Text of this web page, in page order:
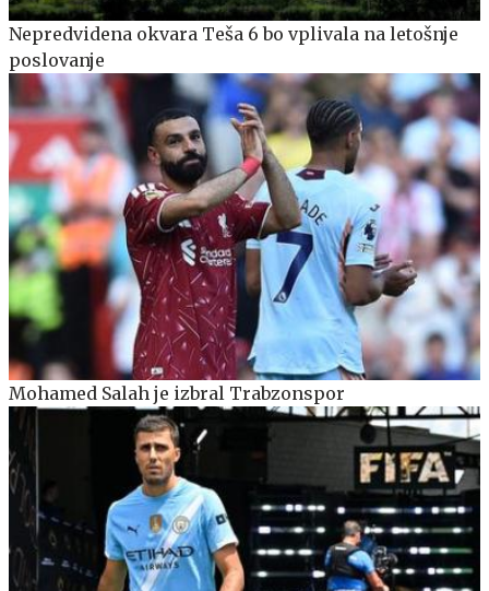
Nepredvidena okvara Teša 6 bo vplivala na letošnje
poslovanje
Mohamed Salah je izbral Trabzonspor